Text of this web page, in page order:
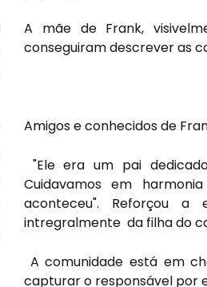
A mãe de Frank,
conseguiram descrever as
Amigos e conhecidos de
"Ele era um pai
Cuidavamos em
aconteceu". Reforçou a
intregralmente da filha do
A comunidade está em
capturar o responsável por